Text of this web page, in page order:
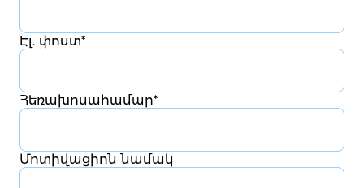
Էլ. փոստ*
Հեռախոսահամար*
Մոտիվացիոն նամակ